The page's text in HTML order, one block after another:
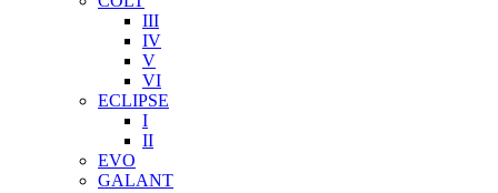
III
IV
V
VI
ECLIPSE
I
II
EVO
GALANT